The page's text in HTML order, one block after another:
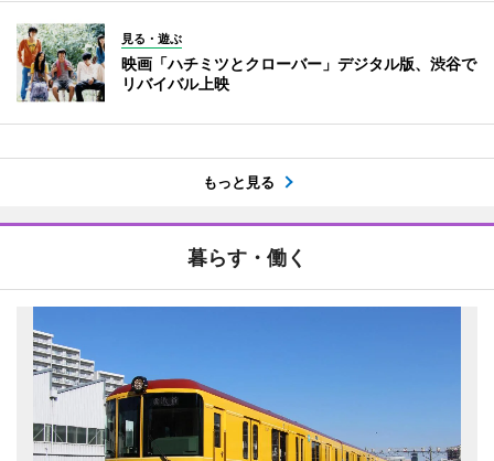
見る・遊ぶ
映画「ハチミツとクローバー」デジタル版、渋谷で
リバイバル上映
もっと見る
暮らす・働く